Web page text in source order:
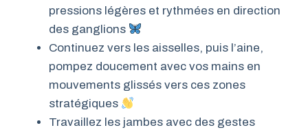
pressions légères et rythmées en direction
des ganglions
Continuez vers les aisselles, puis l’aine,
pompez doucement avec vos mains en
mouvements glissés vers ces zones
stratégiques
Travaillez les jambes avec des gestes